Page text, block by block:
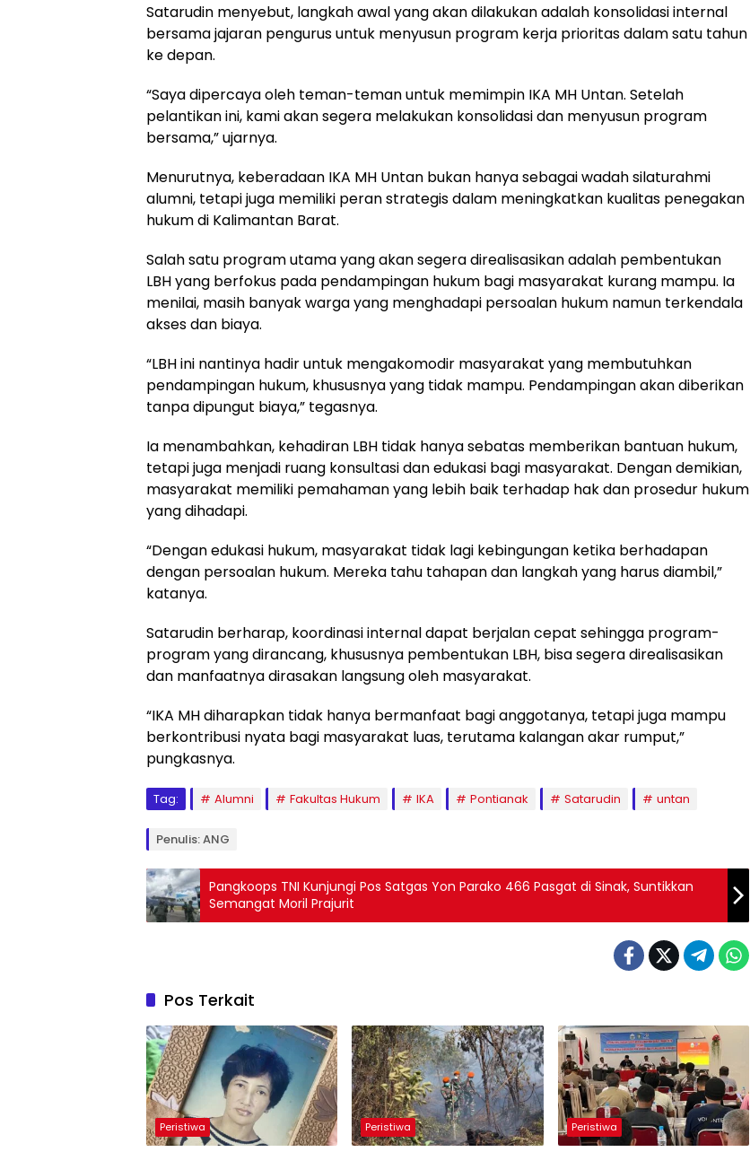
Satarudin menyebut, langkah awal yang akan dilakukan adalah konsolidasi internal
bersama jajaran pengurus untuk menyusun program kerja prioritas dalam satu tahun
ke depan.
“Saya dipercaya oleh teman-teman untuk memimpin IKA MH Untan. Setelah
pelantikan ini, kami akan segera melakukan konsolidasi dan menyusun program
bersama,” ujarnya.
Menurutnya, keberadaan IKA MH Untan bukan hanya sebagai wadah silaturahmi
alumni, tetapi juga memiliki peran strategis dalam meningkatkan kualitas penegakan
hukum di Kalimantan Barat.
Salah satu program utama yang akan segera direalisasikan adalah pembentukan
LBH yang berfokus pada pendampingan hukum bagi masyarakat kurang mampu. Ia
menilai, masih banyak warga yang menghadapi persoalan hukum namun terkendala
akses dan biaya.
“LBH ini nantinya hadir untuk mengakomodir masyarakat yang membutuhkan
pendampingan hukum, khususnya yang tidak mampu. Pendampingan akan diberikan
tanpa dipungut biaya,” tegasnya.
Ia menambahkan, kehadiran LBH tidak hanya sebatas memberikan bantuan hukum,
tetapi juga menjadi ruang konsultasi dan edukasi bagi masyarakat. Dengan demikian,
masyarakat memiliki pemahaman yang lebih baik terhadap hak dan prosedur hukum
yang dihadapi.
“Dengan edukasi hukum, masyarakat tidak lagi kebingungan ketika berhadapan
dengan persoalan hukum. Mereka tahu tahapan dan langkah yang harus diambil,”
katanya.
Satarudin berharap, koordinasi internal dapat berjalan cepat sehingga program-
program yang dirancang, khususnya pembentukan LBH, bisa segera direalisasikan
dan manfaatnya dirasakan langsung oleh masyarakat.
“IKA MH diharapkan tidak hanya bermanfaat bagi anggotanya, tetapi juga mampu
berkontribusi nyata bagi masyarakat luas, terutama kalangan akar rumput,”
pungkasnya.
Tag: Alumni Fakultas Hukum IKA Pontianak Satarudin untan
Penulis: ANG
Pangkoops TNI Kunjungi Pos Satgas Yon Parako 466 Pasgat di Sinak, Suntikkan
Semangat Moril Prajurit
Pos Terkait
Peristiwa Peristiwa Peristiwa